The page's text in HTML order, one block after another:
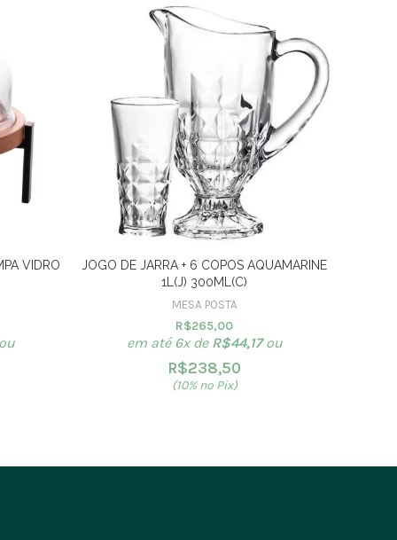
VIDRO
JOGO DE JARRA + 6 COPOS AQUAMARINE
1L(J) 300ML(C)
MESA POSTA
R$265,00
em até 6x de R$44,17ou
R$238,50
(10% no Pix)